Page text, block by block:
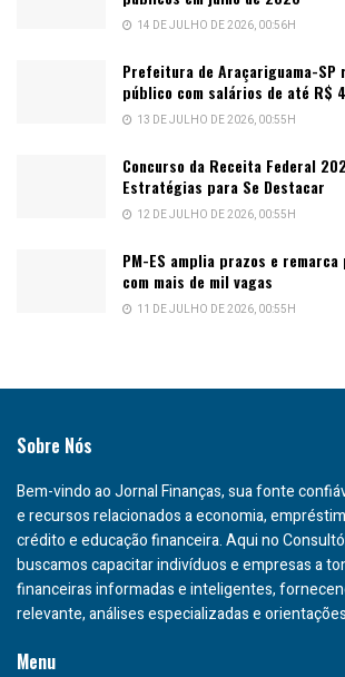
14 DE JULHO DE 2026, 00:56H
Prefeitura de Araçariguama-SP
público com salários de até R$
13 DE JULHO DE 2026, 00:55H
Concurso da Receita Federal
Estratégias para Se Destacar
12 DE JULHO DE 2026, 00:55H
PM-ES amplia prazos e
com mais de mil vagas
11 DE JULHO DE 2026, 00:55H
Sobre Nós
Bem-vindo ao Jornal Finanças, sua fonte
e recursos relacionados a economia,
crédito e educação financeira. Aqui no
buscamos capacitar indivíduos e empresas a
financeiras informadas e inteligentes,
relevante, análises especializadas e
Menu